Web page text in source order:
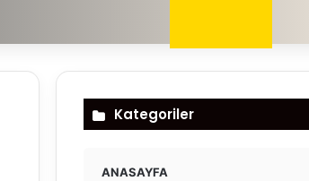
Kategoriler
ANASAYFA